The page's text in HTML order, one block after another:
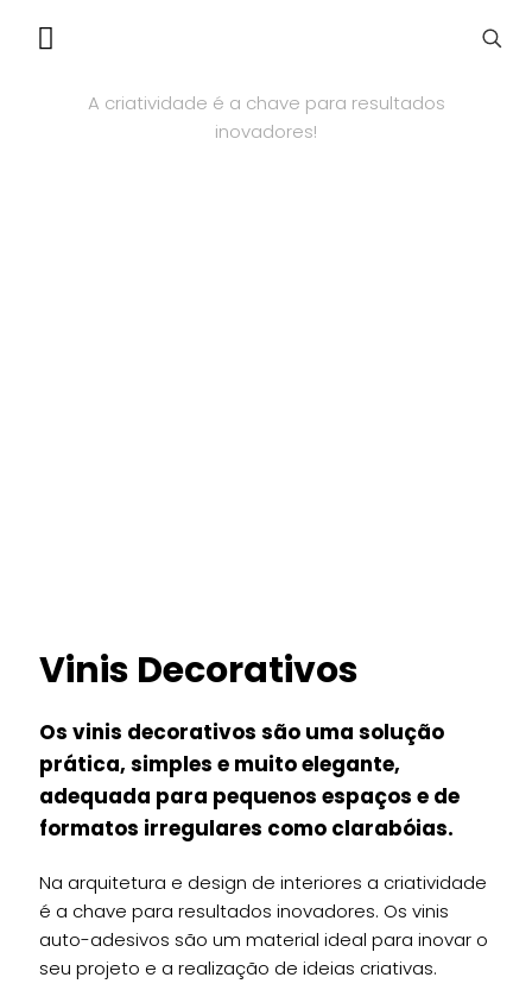
A criatividade é a chave para resultados
inovadores!
Vinis Decorativos
Os vinis decorativos são uma solução
prática, simples e muito elegante,
adequada para pequenos espaços e de
formatos irregulares como clarabóias.
Na arquitetura e design de interiores a criatividade
é a chave para resultados inovadores. Os vinis
auto-adesivos são um material ideal para inovar o
seu projeto e a realização de ideias criativas.